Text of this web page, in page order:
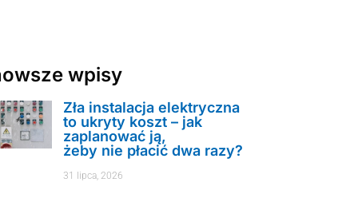
wpisy
Zła instalacja elektryczna
to ukryty koszt – jak
zaplanować ją,
żeby nie płacić dwa razy?
31 lipca, 2026